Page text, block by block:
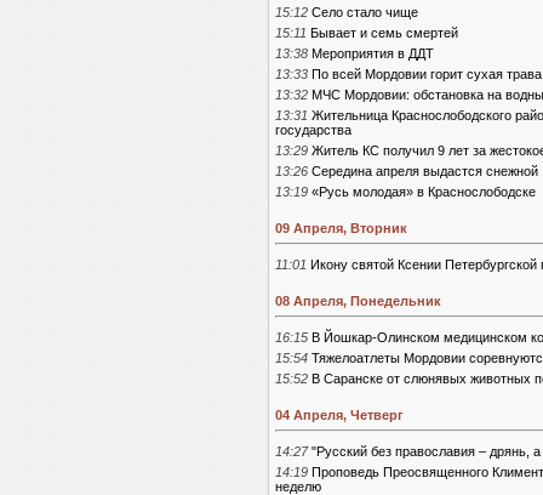
15:12 Село стало чище
15:11 Бывает и семь смертей
13:38 Мероприятия в ДДТ
13:33 По всей Мордовии горит сухая трава
13:32 МЧС Мордовии: обстановка на
13:31 Жительница Краснослободского
государства
13:29 Житель КС получил 9 лет за
13:26 Середина апреля выдастся снежной
13:19 «Русь молодая» в Краснослободске
09 Апреля, Вторник
11:01 Икону святой Ксении
08 Апреля, Понедельник
16:15 В Йошкар-Олинском медицинском
15:54 Тяжелоатлеты Мордовии
15:52 В Саранске от слюнявых животных
04 Апреля, Четверг
14:27 "Русский без православия – дрянь,
14:19 Проповедь Преосвященного
неделю